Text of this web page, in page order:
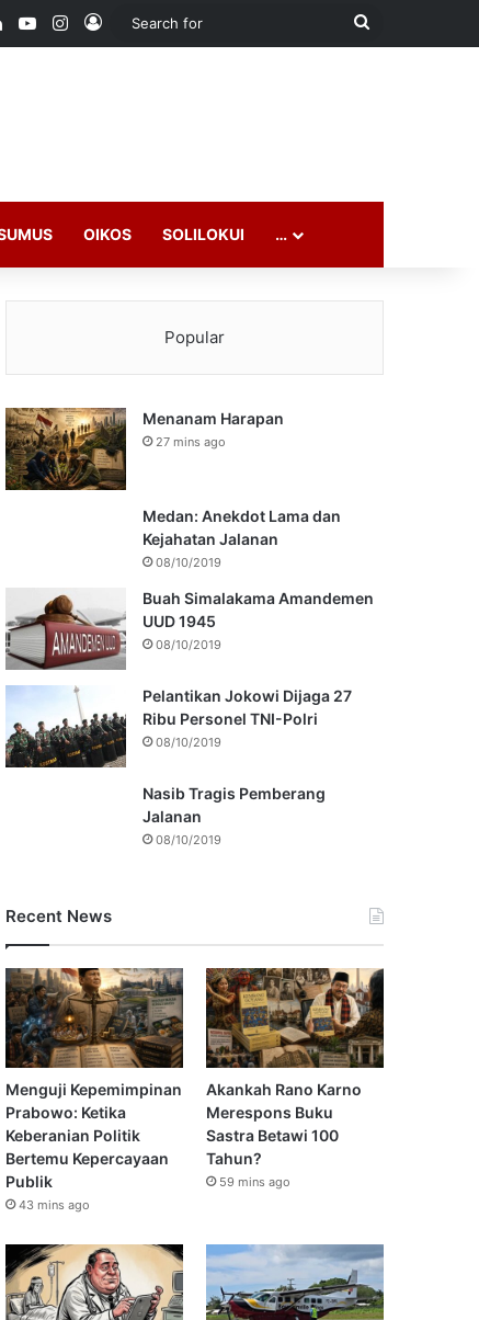
LinkedInYouTubeInstagram
Log In
Search
OIKOS SOLILOKUI …
Popular
Menanam Harapan
27 mins ago
Medan: Anekdot Lama dan
Kejahatan Jalanan
08/10/2019
Buah Simalakama Amandemen
UUD 1945
08/10/2019
Pelantikan Jokowi Dijaga 27
Ribu Personel TNI-Polri
08/10/2019
Nasib Tragis Pemberang
Jalanan
08/10/2019
Recent News
Menguji Kepemimpinan
Prabowo: Ketika
Keberanian Politik
Bertemu Kepercayaan
Publik
43 mins ago
Akankah Rano Karno
Merespons Buku
Sastra Betawi 100
Tahun?
59 mins ago